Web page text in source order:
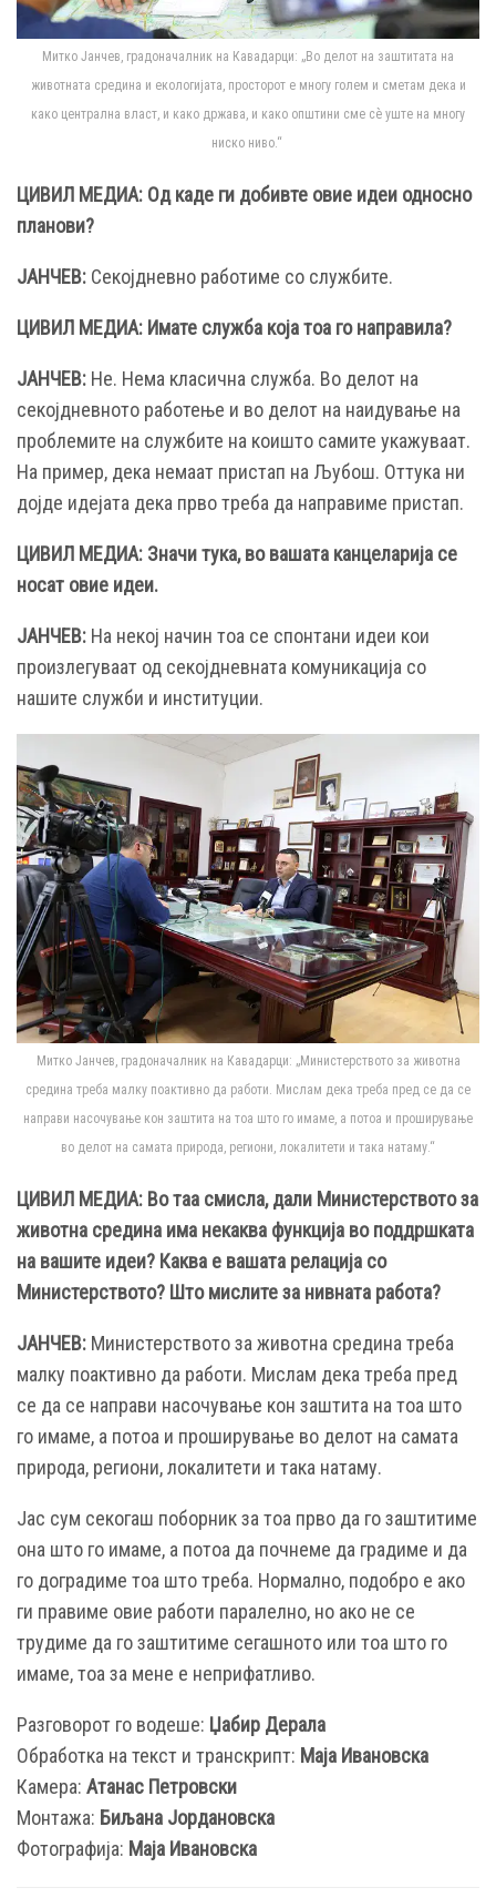
Митко Јанчев, градоначалник на Кавадарци: „Во делот на заштитата на
животната средина и екологијата, просторот е многу голем и сметам дека и
како централна власт, и како држава, и како општини сме сѐ уште на многу
ниско ниво.“
ЦИВИЛ МЕДИА: Од каде ги добивте овие идеи односно
планови?
ЈАНЧЕВ: Секојдневно работиме со службите.
ЦИВИЛ МЕДИА: Имате служба која тоа го направила?
ЈАНЧЕВ: Не. Нема класична служба. Во делот на
секојдневното работење и во делот на наидување на
проблемите на службите на коишто самите укажуваат.
На пример, дека немаат пристап на Љубош. Оттука ни
дојде идејата дека прво треба да направиме пристап.
ЦИВИЛ МЕДИА: Значи тука, во вашата канцеларија се
носат овие идеи.
ЈАНЧЕВ: На некој начин тоа се спонтани идеи кои
произлегуваат од секојдневната комуникација со
нашите служби и институции.
Митко Јанчев, градоначалник на Кавадарци: „Министерството за животна
средина треба малку поактивно да работи. Мислам дека треба пред се да се
направи насочување кон заштита на тоа што го имаме, а потоа и проширување
во делот на самата природа, региони, локалитети и така натаму.“
ЦИВИЛ МЕДИА: Во таа смисла, дали Министерството за
животна средина има некаква функција во поддршката
на вашите идеи? Каква е вашата релација со
Министерството? Што мислите за нивната работа?
ЈАНЧЕВ: Министерството за животна средина треба
малку поактивно да работи. Мислам дека треба пред
се да се направи насочување кон заштита на тоа што
го имаме, а потоа и проширување во делот на самата
природа, региони, локалитети и така натаму.
Јас сум секогаш поборник за тоа прво да го заштитиме
она што го имаме, а потоа да почнеме да градиме и да
го доградиме тоа што треба. Нормално, подобро е ако
ги правиме овие работи паралелно, но ако не се
трудиме да го заштитиме сегашното или тоа што го
имаме, тоа за мене е неприфатливо.
Разговорот го водеше: Џабир Дерала
Обработка на текст и транскрипт: Маја Ивановска
Камера: Атанас Петровски
Монтажа: Биљана Јордановска
Фотографија: Маја Ивановска